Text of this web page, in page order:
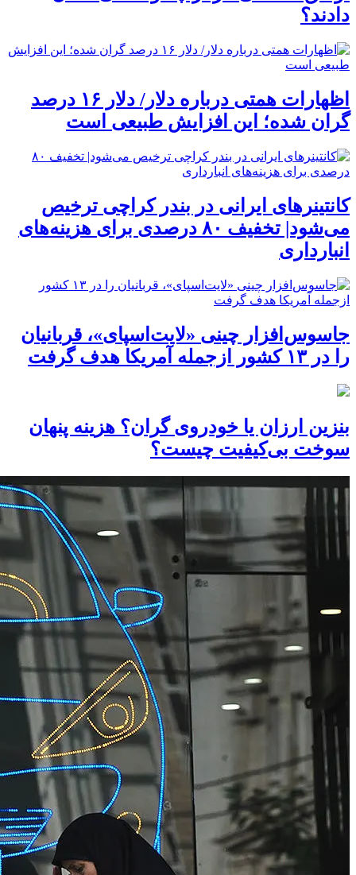
دادند؟
اظهارات همتی درباره دلار/ دلار ۱۶ درصد
گران شده؛ این افزایش طبیعی است
کانتینرهای ایرانی در بندر کراچی ترخیص
می‌شود| تخفیف ۸۰ درصدی برای هزینه‌های
انبارداری
جاسوس‌افزار چینی «لایت‌اسپای»، قربانیان
را در ۱۳ کشور ازجمله آمریکا هدف گرفت
بنزین ارزان یا خودروی گران؟ هزینه پنهان
سوخت بی‌کیفیت چیست؟